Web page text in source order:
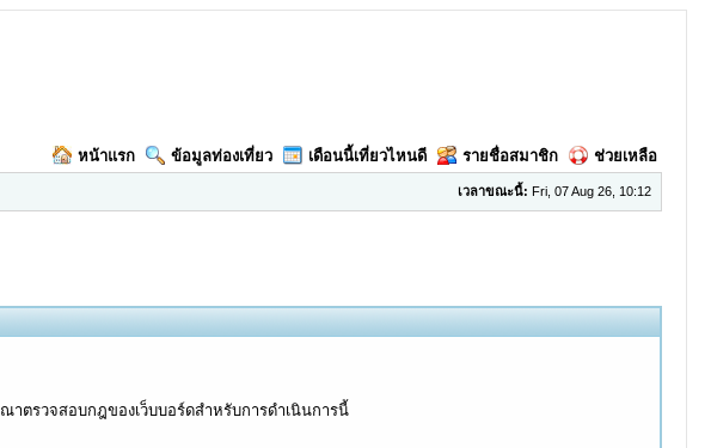
หน้าแรก ข้อมูลท่องเที่ยว เดือนนี้เที่ยวไหนดี รายชื่อสมาชิก ช่วยเหลือ
เวลาขณะนี้: Fri, 07 Aug 26, 10:12
รวจสอบกฎของเว็บบอร์ดสำหรับการดำเนินการนี้